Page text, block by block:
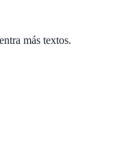
más textos.